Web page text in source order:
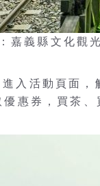
義縣文化觀
入活動頁面，
惠券，買茶、